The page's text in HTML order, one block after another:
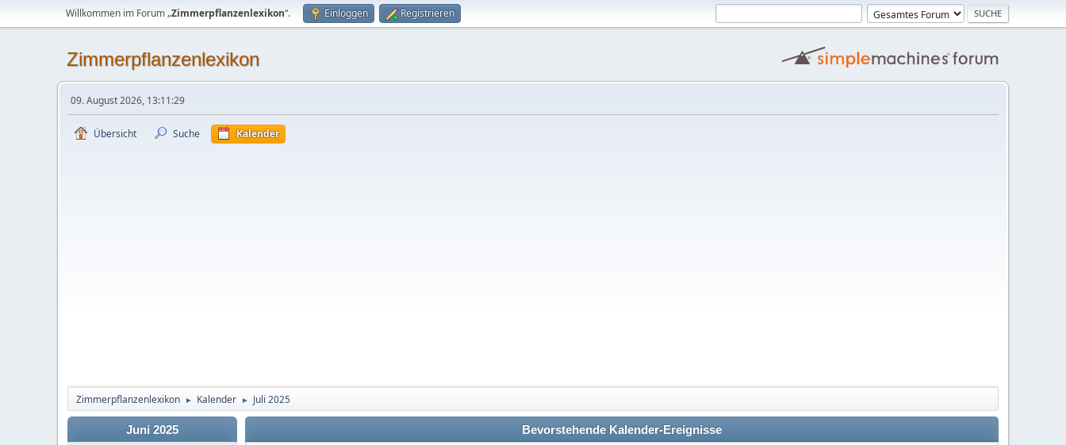
Willkommen im Forum „Zimmerpflanzenlexikon“. Einloggen Registrieren
Zimmerpflanzenlexikon
09. August 2026, 13:11:29
Übersicht Suche Kalender
Zimmerpflanzenlexikon ► Kalender ► Juli 2025
Juni 2025 Bevorstehende Kalender-Ereignisse